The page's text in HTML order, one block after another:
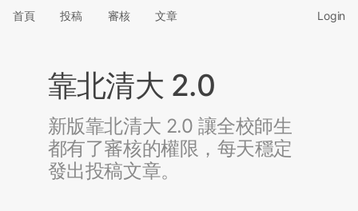
首頁 投稿 審核 文章 Login
靠北清大 2.0
新版靠北清大 2.0 讓全校師生
都有了審核的權限，每天穩定
發出投稿文章。